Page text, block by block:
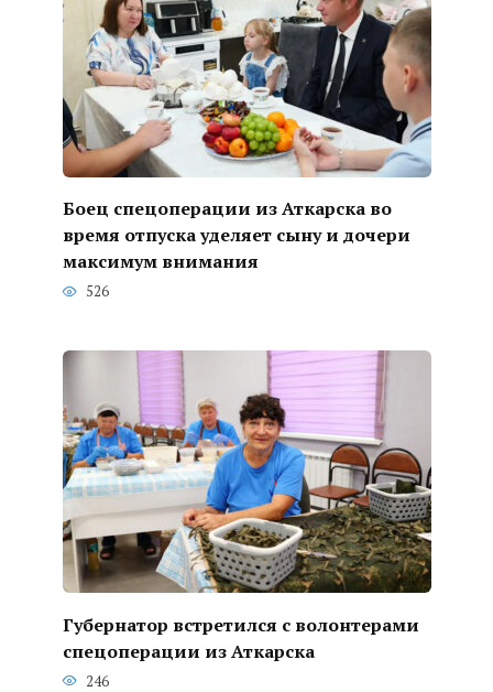
Боец спецоперации из Аткарска во
время отпуска уделяет сыну и дочери
максимум внимания
526
Губернатор встретился с волонтерами
спецоперации из Аткарска
246